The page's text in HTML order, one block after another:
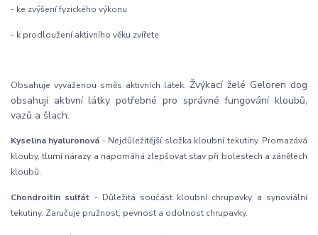
- ke zvýšení fyzického výkonu
- k prodloužení aktivního věku zvířete
Obsahuje vyváženou směs aktivních látek. Žvýkací želé Geloren dog
obsahují aktivní látky potřebné pro správné fungování kloubů,
vazů a šlach.
Kyselina hyaluronová - Nejdůležitější složka kloubní tekutiny. Promazává
klouby, tlumí nárazy a napomáhá zlepšovat stav při bolestech a zánětech
kloubů.
Chondroitin sulfát - Důležitá součást kloubní chrupavky a synoviální
tekutiny. Zaručuje pružnost, pevnost a odolnost chrupavky.